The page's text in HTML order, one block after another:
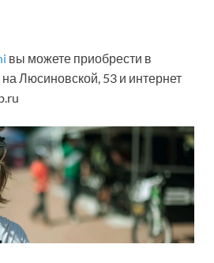
вы можете приобрести в
Люсиновской, 53 и интернет